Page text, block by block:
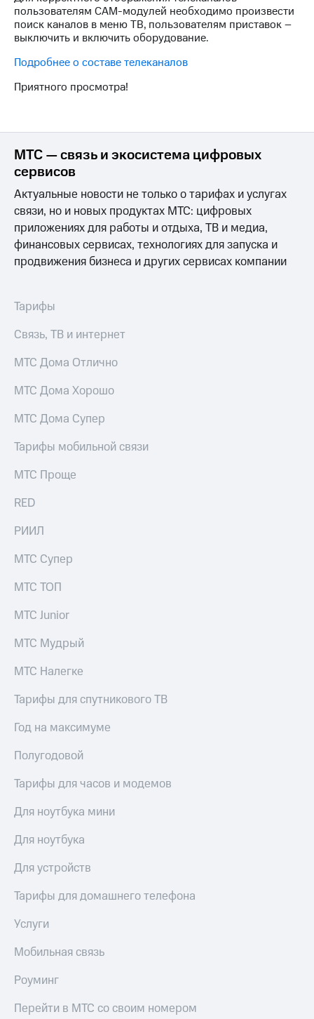
Покупка
полисов
на связь
МТС
Накопления
Откладывайте
деньги
и получайте
доход 15%
Платежи
номер
автоплатежа
Пополнить
номер
другого
Оплата
с
на карту
МТС Pay
Оплата
коду
Смартфоны
Наушники
и
колонки
Умные
часы
и
трекеры
Умный
и
товары
Тарифы
RED,
РИИЛ
и МТС Супер
дешевле
при оплате
с карты
Обзоры
товаров
Скидки
до 40%
на смартфоны
при
покупке
со связью
пользователям CAM-модулей необходимо произвести
поиск каналов в меню ТВ, пользователям приставок –
выключить и включить оборудование.
Подробнее о составе телеканалов
Приятного просмотра!
МТС — связь и экосистема цифровых
сервисов
Актуальные новости не только о тарифах и услугах
связи, но и новых продуктах МТС: цифровых
приложениях для работы и отдыха, ТВ и медиа,
финансовых сервисах, технологиях для запуска и
продвижения бизнеса и других сервисах компании
Тарифы
Связь, ТВ и интернет
МТС Дома Отлично
МТС Дома Хорошо
МТС Дома Супер
Тарифы мобильной связи
МТС Проще
RED
РИИЛ
МТС Супер
МТС ТОП
МТС Junior
МТС Мудрый
МТС Налегке
Тарифы для спутникового ТВ
Год на максимуме
Полугодовой
Тарифы для часов и модемов
Для ноутбука мини
Для ноутбука
Для устройств
Тарифы для домашнего телефона
Услуги
Мобильная связь
Роуминг
Перейти в МТС со своим номером